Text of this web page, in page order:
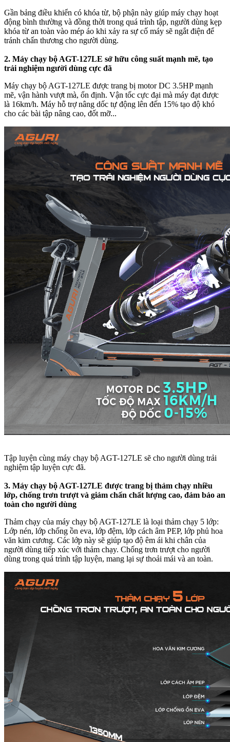
Gần bảng điều khiển có khóa từ, bộ phận này giúp máy chạy hoạt
động bình thường và đồng thời trong quá trình tập, người dùng kẹp
khóa từ an toàn vào mép áo khi xảy ra sự cố máy sẽ ngắt điện để
tránh chấn thương cho người dùng.
2. Máy chạy bộ AGT-127LE sở hữu công suất mạnh mẽ, tạo
trải nghiệm người dùng cực đã
Máy chạy bộ AGT-127LE được trang bị motor DC 3.5HP mạnh
mẽ, vận hành vượt mà, ổn định. Vận tốc cực đại mà máy đạt được
là 16km/h. Máy hỗ trợ nâng dốc tự động lên đến 15% tạo độ khó
cho các bài tập nâng cao, đốt mỡ...
Tập luyện cùng máy chạy bộ AGT-127LE sẽ cho người dùng trải
nghiệm tập luyện cực đã.
3. Máy chạy bộ AGT-127LE được trang bị thảm chạy nhiều
lớp, chống trơn trượt và giảm chấn chất lượng cao, đảm bảo an
toàn cho người dùng
Thảm chạy của máy chạy bộ AGT-127LE là loại thảm chạy 5 lớp:
Lớp nén, lớp chống ồn eva, lớp đệm, lớp cách âm PEP, lớp phủ hoa
văn kim cương. Các lớp này sẽ giúp tạo độ êm ái khi chân của
người dùng tiếp xúc với thảm chạy. Chống trơn trượt cho người
dùng trong quá trình tập luyện, mang lại sự thoải mái và an toàn.